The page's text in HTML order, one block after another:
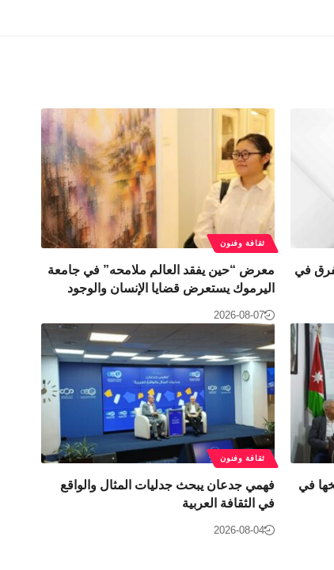
في
ثقافة وفنون
معرض “حين يفقد العالم ملامحه” في جامعة
اليرموك يستعرض قضايا الإنسان والوجود
2026-08-07
في
ثقافة وفنون
فهمي جدعان يبحث جدليات المثال والواقع
في الثقافة العربية
2026-08-04